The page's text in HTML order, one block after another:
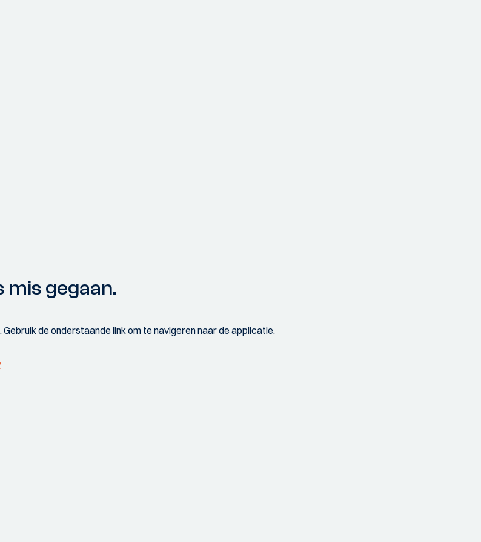
mis gegaan.
de onderstaande link om te navigeren naar de applicatie.